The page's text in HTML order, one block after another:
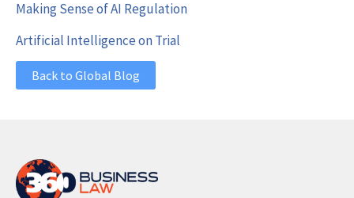
Making Sense of AI Regulation
Artificial Intelligence on Trial
Back to Global Blog